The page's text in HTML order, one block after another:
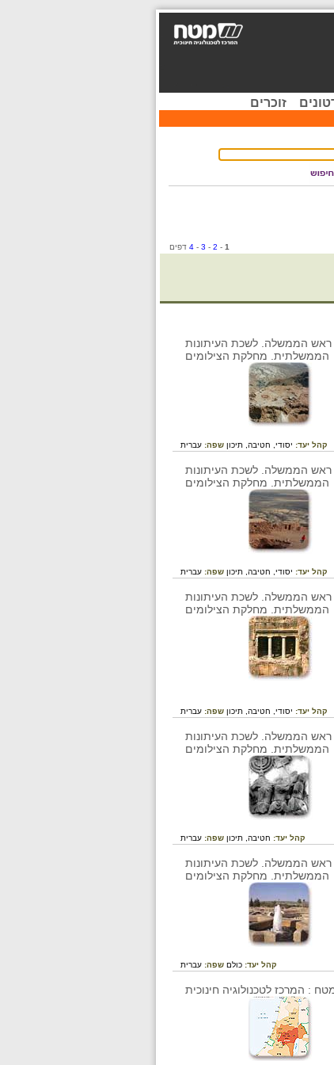
זוכרים
1
-
2
-
3
-
4 דפים
קהל יעד: יסודי, חטיבה, תיכון שפה: עברית
קהל יעד: יסודי, חטיבה, תיכון שפה: עברית
קהל יעד: יסודי, חטיבה, תיכון שפה: עברית
קהל יעד: חטיבה, תיכון שפה: עברית
קהל יעד: כולם שפה: עברית